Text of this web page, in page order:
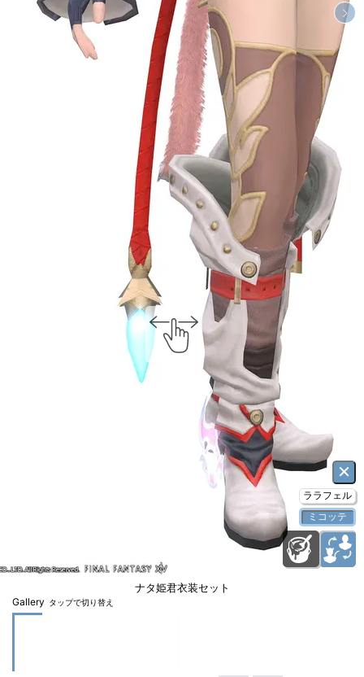
ナタ姫君衣装セット
×
ララフェル
ミコッテ
Gallery タップで切り替え